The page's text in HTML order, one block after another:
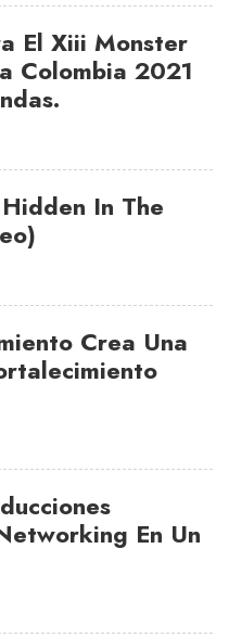
El Xiii Monster
Colombia 2021
In The
Crea Una
En Un